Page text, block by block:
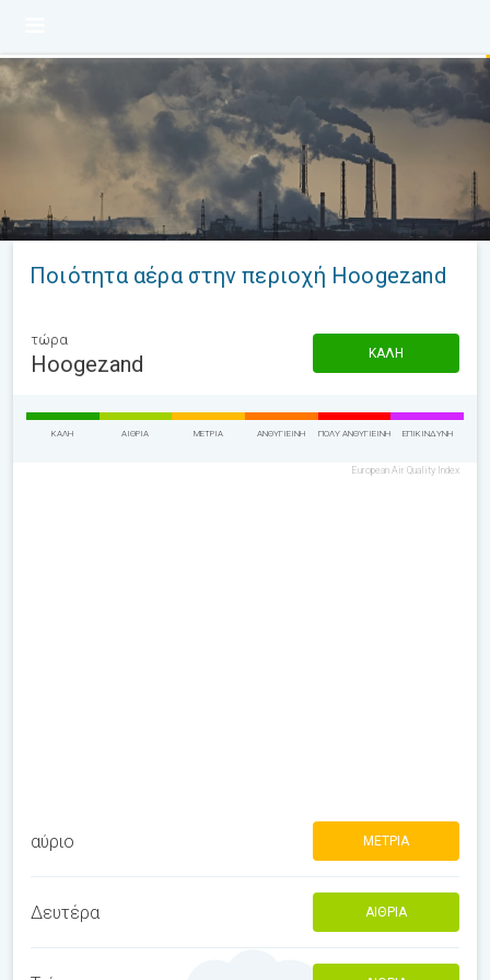
Ποιότητα αέρα στην περιοχή Hoogezand
τώρα
Hoogezand ΚΑΛΉ
ΚΑΛΉ ΑΊΘΡΙΑ ΜΈΤΡΙΑ ΑΝΘΥΓΙΕΙΝΉ ΠΟΛΎ ΑΝΘΥΓΙΕΙΝΉ ΕΠΙΚΊΝΔΥΝΗ
European Air Quality Index
αύριο ΜΈΤΡΙΑ
Δευτέρα ΑΊΘΡΙΑ